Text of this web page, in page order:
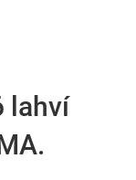
lahví